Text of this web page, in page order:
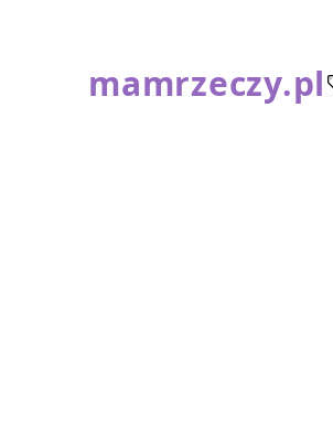
mamrzeczy.pl